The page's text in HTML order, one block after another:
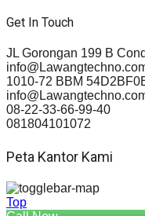
Get In Touch
JL Gorongan 199 B
1010-72 BBM
08-22-33-66-99-40
081804101072
Peta Kantor Kami
Top